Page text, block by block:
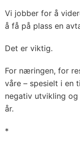
Vi jobber for å
å få på plass en
Det er viktig.
For næringen, for
våre – spesielt i en
negativ utvikling
år.
*